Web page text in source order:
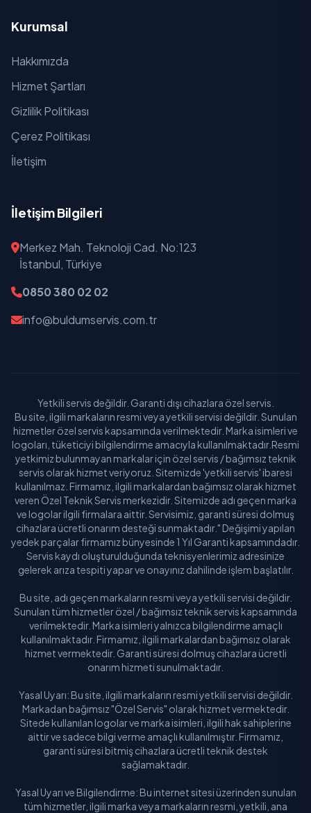
Kurumsal
Hakkımızda
Hizmet Şartları
Gizlilik Politikası
Çerez Politikası
İletişim
İletişim Bilgileri
Merkez Mah. Teknoloji Cad. No:123
İstanbul, Türkiye
0850 380 02 02
info@buldumservis.com.tr
Yetkili servis değildir. Garanti dışı cihazlara özel servis.
Bu site, ilgili markaların resmi veya yetkili servisi değildir. Sunulan
hizmetler özel servis kapsamında verilmektedir. Marka isimleri ve
logoları, tüketiciyi bilgilendirme amacıyla kullanılmaktadır.Resmi
yetkimiz bulunmayan markalar için özel servis / bağımsız teknik
servis olarak hizmet veriyoruz. Sitemizde 'yetkili servis' ibaresi
kullanılmaz. Firmamız, ilgili markalardan bağımsız olarak hizmet
veren Özel Teknik Servis merkezidir. Sitemizde adı geçen marka
ve logolar ilgili firmalara aittir. Servisimiz, garanti süresi dolmuş
cihazlara ücretli onarım desteği sunmaktadır." Değişimi yapılan
yedek parçalar firmamız bünyesinde 1 Yıl Garanti kapsamındadır.
Servis kaydı oluşturulduğunda teknisyenlerimiz adresinize
gelerek arıza tespiti yapar ve onayınız dahilinde işlem başlatılır.
Bu site, adı geçen markaların resmi veya yetkili servisi değildir.
Sunulan tüm hizmetler özel / bağımsız teknik servis kapsamında
verilmektedir. Marka isimleri yalnızca bilgilendirme amaçlı
kullanılmaktadır. Firmamız, ilgili markalardan bağımsız olarak
hizmet vermektedir. Garanti süresi dolmuş cihazlara ücretli
onarım hizmeti sunulmaktadır.
Yasal Uyarı: Bu site, ilgili markaların resmi yetkili servisi değildir.
Markadan bağımsız "Özel Servis" olarak hizmet vermektedir.
Sitede kullanılan logolar ve marka isimleri, ilgili hak sahiplerine
aittir ve sadece bilgi verme amaçlı kullanılmıştır. Firmamız,
garanti süresi bitmiş cihazlara ücretli teknik destek
sağlamaktadır.
Yasal Uyarı ve Bilgilendirme: Bu internet sitesi üzerinden sunulan
tüm hizmetler, ilgili marka veya markaların resmi, yetkili, ana